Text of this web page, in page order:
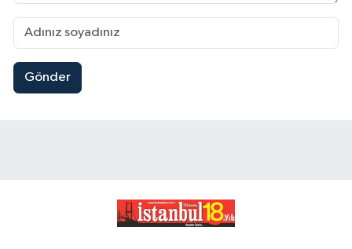
Gönder